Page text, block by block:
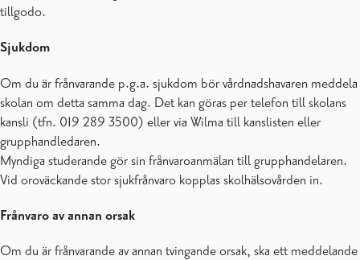
tillgodo.
Sjukdom
Om du är frånvarande p.g.a. sjukdom bör vårdnadshavaren meddela
skolan om detta samma dag. Det kan göras per telefon till skolans
kansli (tfn. 019 289 3500) eller via Wilma till kanslisten eller
grupphandledaren.
Myndiga studerande gör sin frånvaroanmälan till grupphandelaren.
Vid oroväckande stor sjukfrånvaro kopplas skolhälsovården in.
Frånvaro av annan orsak
Om du är frånvarande av annan tvingande orsak, ska ett meddelande